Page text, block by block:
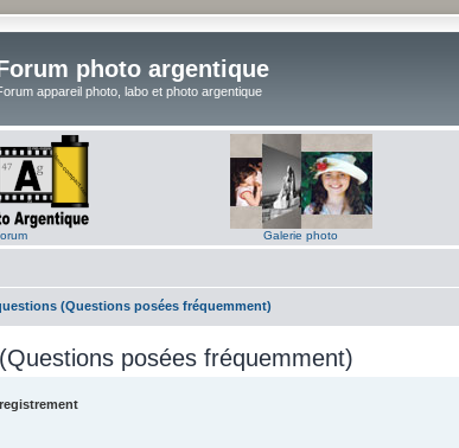
photo argentique
appareil photo, labo et photo argentique
Galerie photo
(Questions posées fréquemment)
posées fréquemment)